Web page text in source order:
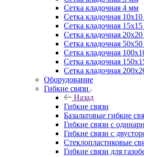
Сетка кладочная 4 мм
Сетка кладочная
Сетка кладочная
Сетка кладочная
Сетка кладочная
Сетка кладочная
Сетка кладочная
Сетка кладочная
Оборудование
Гибкие связи
Назад
Гибкие связи
Базальтовые гибкие
Гибкие связи с
Гибкие связи с
Стеклопластиковые
Гибкие связи для